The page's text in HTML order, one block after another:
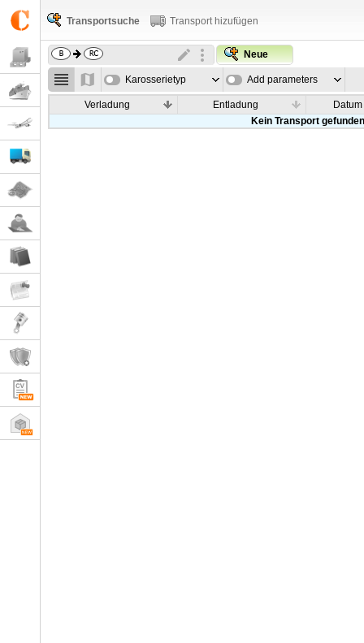
Transportsuche Transport hizufügen
Neue
Karosserietyp Add parameters
Verladung Entladung
Datum
Kein Transport